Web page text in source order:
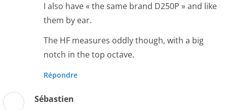
I also have « the same brand D250P » and like
them by ear.
The HF measures oddly though, with a big
notch in the top octave.
Répondre
Sébastien